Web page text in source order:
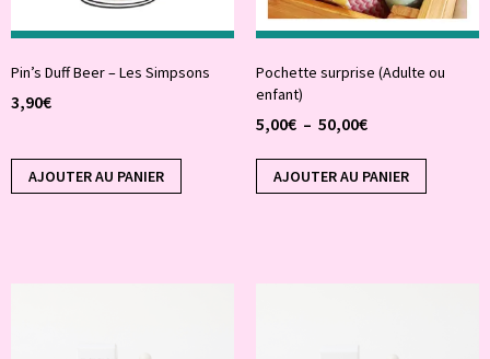
Pin’s Duff Beer – Les Simpsons
3,90€
AJOUTER AU PANIER
Pochette surprise (Adulte ou
enfant)
5,00€ – 50,00€
AJOUTER AU PANIER